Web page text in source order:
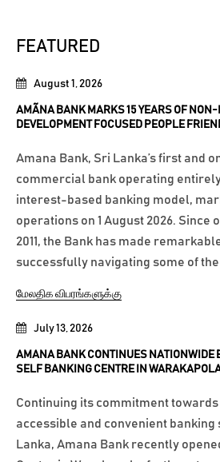
FEATURED
July 13, 2026
AMANA BANK CONTINUES NATIONWIDE
SELF BANKING CENTRE IN
Continuing its commitment
accessible and convenient banking
Lanka, Amana Bank recently
August 1, 2026
AMÃNA BANK MARKS 15 YEARS OF
DEVELOPMENT FOCUSED PEOPLE
Amana Bank, Sri Lanka’s first and
commercial bank operating
interest-based banking model,
operations on 1 August 2026. Since
2011, the Bank has made
successfully navigating some of
மேலதிக விபரங்களுக்கு